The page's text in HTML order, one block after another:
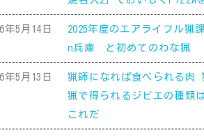
年5月14日
2025年度のエアライフル猟
n兵庫 と初めてのわな猟
年5月13日
猟師になれば食べられる肉
猟で得られるジビエの種類
これだ